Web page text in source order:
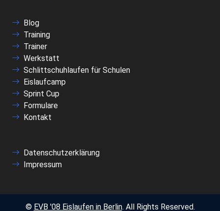
Blog
Training
Trainer
Werkstatt
Schlittschuhlaufen für Schulen
Eislaufcamp
Sprint Cup
Formulare
Kontakt
Datenschutzerklärung
Impressum
© EVB '08 Eislaufen in Berlin. All Rights Reserved.